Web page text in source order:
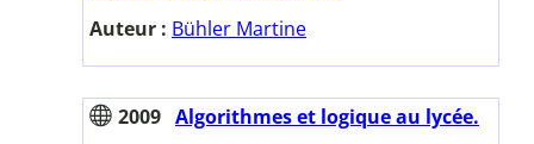
Auteur : Bühler Martine
2009 Algorithmes et logique au lycée.